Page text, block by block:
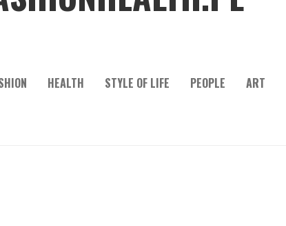
HEALTH STYLE OF LIFE PEOPLE ART